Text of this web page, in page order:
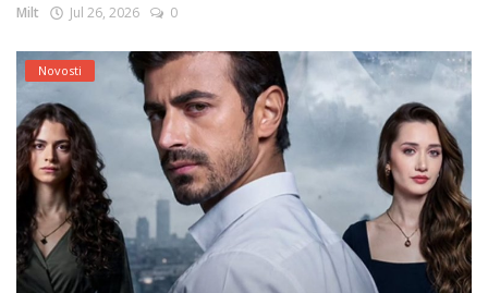
Milt Jul 26, 2026 0
Novosti